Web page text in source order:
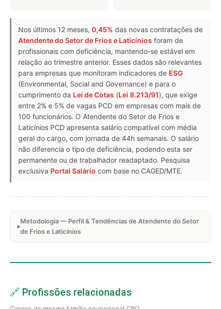
Nos últimos 12 meses, 0,45% das novas contratações de
Atendente do Setor de Frios e Laticínios foram de
profissionais com deficiência, mantendo-se estável em
relação ao trimestre anterior. Esses dados são relevantes
para empresas que monitoram indicadores de ESG
(Environmental, Social and Governance) e para o
cumprimento da Lei de Cotas (Lei 8.213/91), que exige
entre 2% e 5% de vagas PCD em empresas com mais de
100 funcionários. O Atendente do Setor de Frios e
Laticínios PCD apresenta salário compatível com média
geral do cargo, com jornada de 44h semanais. O salário
não diferencia o tipo de deficiência, podendo esta ser
permanente ou de trabalhador readaptado. Pesquisa
exclusiva Portal Salário com base no CAGED/MTE.
Metodologia — Perfil & Tendências de Atendente do Setor
de Frios e Laticínios
🔗 Profissões relacionadas